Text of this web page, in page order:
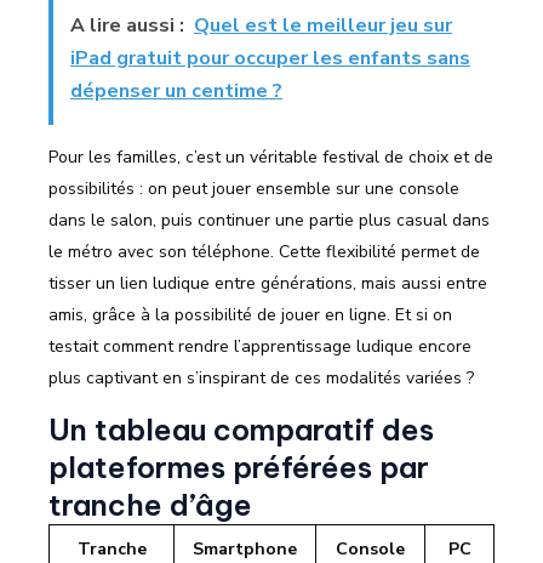
A lire aussi : Quel est le meilleur jeu sur
iPad gratuit pour occuper les enfants sans
dépenser un centime ?
Pour les familles, c’est un véritable festival de choix et de
possibilités : on peut jouer ensemble sur une console
dans le salon, puis continuer une partie plus casual dans
le métro avec son téléphone. Cette flexibilité permet de
tisser un lien ludique entre générations, mais aussi entre
amis, grâce à la possibilité de jouer en ligne. Et si on
testait comment rendre l’apprentissage ludique encore
plus captivant en s’inspirant de ces modalités variées ?
Un tableau comparatif des
plateformes préférées par
tranche d’âge
Tranche
Smartphone
Console
PC